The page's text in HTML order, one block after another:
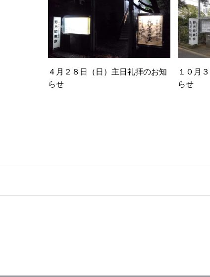
４月２８日（日）主日礼拝のお知
らせ
１０月
らせ